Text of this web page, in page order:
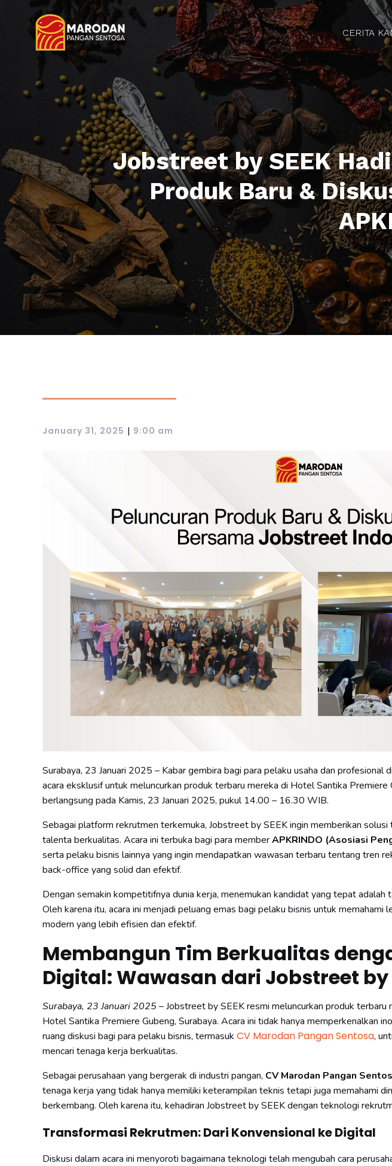
CERITA
Jobstreet by SEEK
Produk Baru &
January 31, 2025 | 9:00 am
Surabaya, 23 Januari 2025 – Kabar gembira bagi para pelaku usaha dan profesional
acara eksklusif untuk meluncurkan produk terbaru mereka di Hotel Santika Premiere
berlangsung pada Kamis, 23 Januari 2025, pukul 14.00 – 16.30 WIB.
Sebagai platform rekrutmen terkemuka, Jobstreet by SEEK ingin memberikan solusi
talenta berkualitas. Acara ini terbuka bagi para memberAPKRINDO (Asosiasi
serta pelaku bisnis lainnya yang ingin mendapatkan wawasan terbaru tentang tren
back-office yang solid dan efektif.
Dengan semakin kompetitifnya dunia kerja, menemukan kandidat yang tepat adalah
Oleh karena itu, acara ini menjadi peluang emas bagi pelaku bisnis untuk
modern yang lebih efisien dan efektif.
Membangun Tim Berkualitas
Digital: Wawasan dari Jobstreet by
Surabaya, 23 Januari 2025– Jobstreet by SEEK resmi meluncurkan produk terbaru
Hotel Santika Premiere Gubeng, Surabaya. Acara ini tidak hanya memperkenalkan
ruang diskusi bagi para pelaku bisnis, termasuk CV Marodan Pangan Sentosa,
mencari tenaga kerja berkualitas.
Sebagai perusahaan yang bergerak di industri pangan, CV Marodan Pangan
tenaga kerja yang tidak hanya memiliki keterampilan teknis tetapi juga memahami
berkembang. Oleh karena itu, kehadiran Jobstreet by SEEK dengan teknologi
Transformasi Rekrutmen: Dari Konvensional ke Digital
Diskusi dalam acara ini menyoroti bagaimana teknologi telah mengubah cara